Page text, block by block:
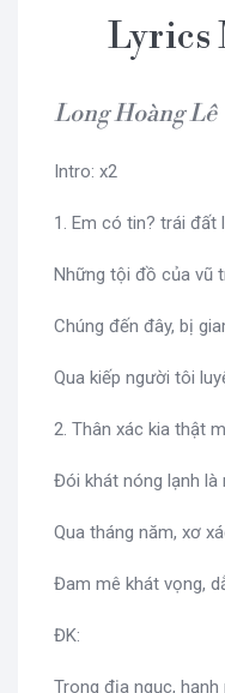
Lyrics
Long Hoàng Lê
Intro: x2
1. Em có tin? trái đất
Những tội đồ của vũ
Chúng đến đây, bị
Qua kiếp người tôi
2. Thân xác kia thật
Đói khát nóng lạnh
Qua tháng năm, xơ
Đam mê khát vọng,
ĐK:
Trong địa ngục,